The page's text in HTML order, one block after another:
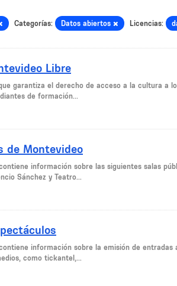
Categorías: Datos abiertos Licencias:
Libre
garantiza el derecho de acceso a la cultura a
de formación...
de Montevideo
información sobre las siguientes salas
Sánchez y Teatro...
información sobre la emisión de
como tickantel,...